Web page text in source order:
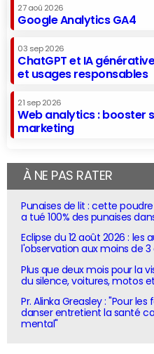
27 aoû 2026
Google Analytics GA4
03 sep 2026
ChatGPT et IA
et usages responsables
21 sep 2026
Web analytics : booster
marketing
À NE PAS RATER
Punaises de lit : cette
a tué 100% des punaises
Eclipse du 12 août 2026 : les
l'observation aux moins de
Plus que deux mois pour la
du silence, voitures, motos
Pr. Alinka Greasley : "Pour
danser entretient la santé
mental"